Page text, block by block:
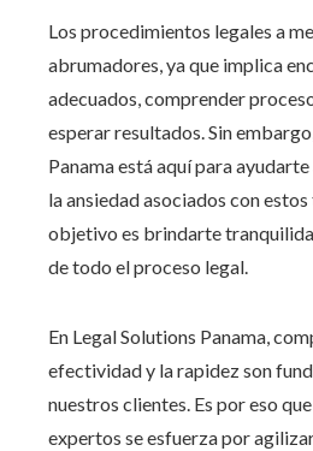
Los procedimientos legales a
abrumadores, ya que implica
adecuados, comprender
esperar resultados. Sin
Panama está aquí para
la ansiedad asociados con
objetivo es brindarte
de todo el proceso legal.
En Legal Solutions Panama,
efectividad y la rapidez son
nuestros clientes. Es por eso
expertos se esfuerza por